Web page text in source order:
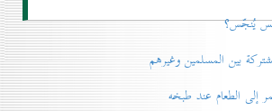
بين المسلمين وغيرهم
الطعام عند طبخه